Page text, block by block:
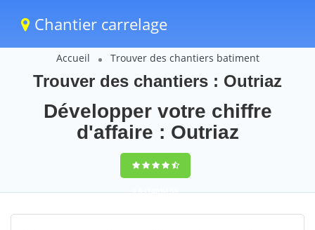
Chantier carrelage
Accueil Trouver des chantiers batiment
Trouver des chantiers : Outriaz
Développer votre chiffre
d'affaire : Outriaz
9,5(100%)59
votes